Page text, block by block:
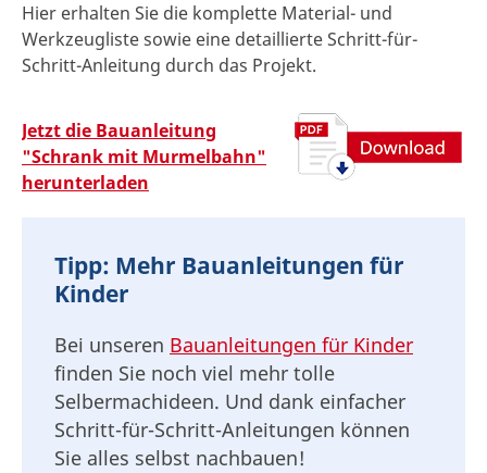
Hier erhalten Sie die komplette Material- und
Werkzeugliste sowie eine detaillierte Schritt-für-
Schritt-Anleitung durch das Projekt.
Jetzt die Bauanleitung
"Schrank mit Murmelbahn"
herunterladen
Tipp: Mehr Bauanleitungen für
Kinder
Bei unseren Bauanleitungen für Kinder
finden Sie noch viel mehr tolle
Selbermachideen. Und dank einfacher
Schritt-für-Schritt-Anleitungen können
Sie alles selbst nachbauen!